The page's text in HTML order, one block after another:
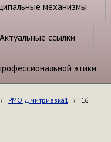
механизмы
Актуальные ссылки
этики
› РМО Дмитриевка1 › 16